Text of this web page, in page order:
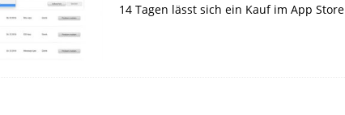
14 Tagen lässt sich ein Kauf im App Store